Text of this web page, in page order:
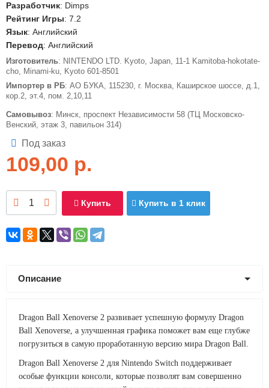
Разработчик: Dimps
Рейтинг Игры: 7.2
Язык: Английский
Перевод: Английский
Изготовитель: NINTENDO LTD. Kyoto, Japan, 11-1 Kamitoba-hokotate-
cho, Minami-ku, Kyoto 601-8501
Импортер в РБ: АО БУКА, 115230, г. Москва, Каширское шоссе, д.1,
кор.2, эт.4, пом. 2,10,11
Самовывоз: Минск, проспект Независимости 58 (ТЦ Московско-
Венский, этаж 3, павильон 314)
Под заказ
109,00 р.
Купить Купить в 1 клик
Описание
Dragon Ball Xenoverse 2 развивает успешную формулу Dragon
Ball Xenoverse, а улучшенная графика поможет вам еще глубже
погрузиться в самую проработанную версию мира Dragon Ball.
Dragon Ball Xenoverse 2 для Nintendo Switch поддерживает
особые функции консоли, которые позволят вам совершенно